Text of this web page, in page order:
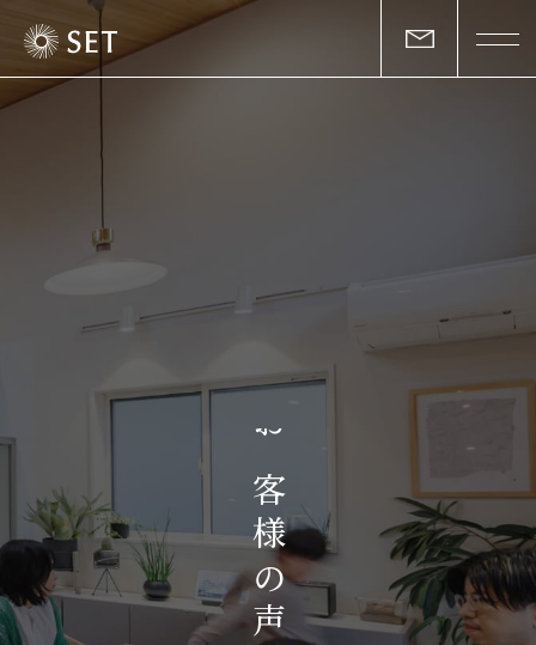
お
客
様
の
声
物件一覧
お客様の声
お知らせ・イベント
会社概要・アクセス